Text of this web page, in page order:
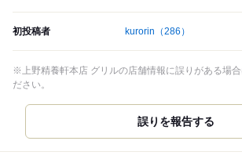
初投稿者 kurorin （286）
※上野精養軒本店 グリルの店舗情報に誤りがある場合
ださい。
誤りを報告する